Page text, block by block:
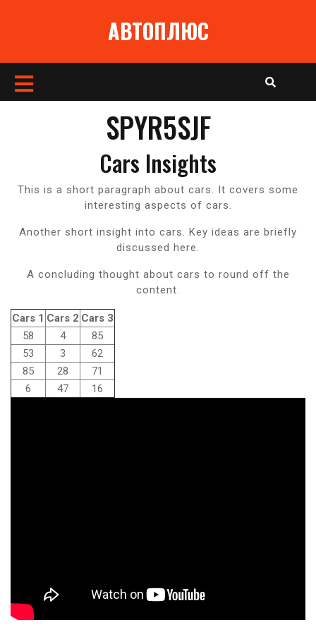
АВТОПЛЮС
Кнопка
SPYR5SJF
Cars Insights
This is a short paragraph about cars. It covers some
interesting aspects of cars.
Another short insight into cars. Key ideas are briefly
discussed here.
A concluding thought about cars to round off the
content.
Cars 1 Cars 2 Cars 3
58
4
85
53
3
62
85
28
71
6
47 16